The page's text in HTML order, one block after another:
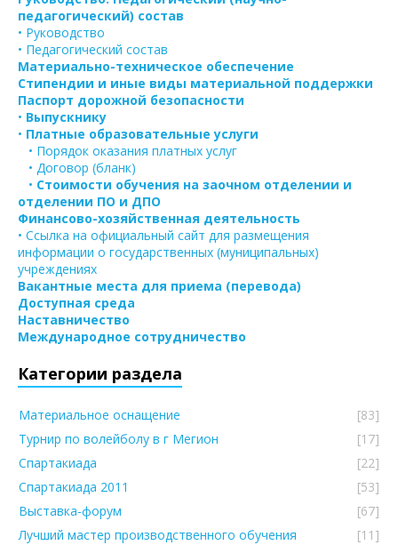
педагогический) состав
• Руководство
• Педагогический состав
Материально-техническое обеспечение
Стипендии и иные виды материальной поддержки
Паспорт дорожной безопасности
• Выпускнику
• Платные образовательные услуги
• Порядок оказания платных услуг
• Договор (бланк)
• Стоимости обучения на заочном отделении и
отделении ПО и ДПО
Финансово-хозяйственная деятельность
• Ссылка на официальный сайт для размещения
информации о государственных (муниципальных)
учреждениях
Вакантные места для приема (перевода)
Доступная среда
Наставничество
Международное сотрудничество
Категории раздела
Материальное оснащение
[83]
Турнир по волейболу в г Мегион
[17]
Спартакиада
[22]
Спартакиада 2011
[53]
Выставка-форум
[67]
Лучший мастер производственного обучения
[11]